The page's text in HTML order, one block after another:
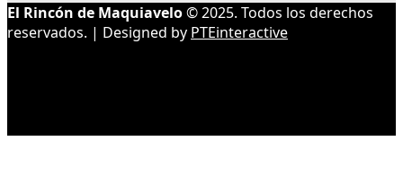
El Rincón de Maquiavelo© 2025. Todos los derechos
reservados. | Designed by PTEinteractive